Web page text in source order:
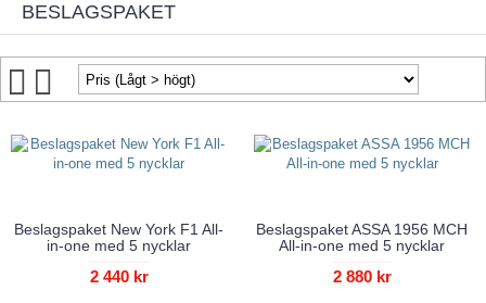
BESLAGSPAKET
Beslagspaket New York F1 All-
in-one med 5 nycklar
2 440 kr
Beslagspaket ASSA 1956 MCH
All-in-one med 5 nycklar
2 880 kr